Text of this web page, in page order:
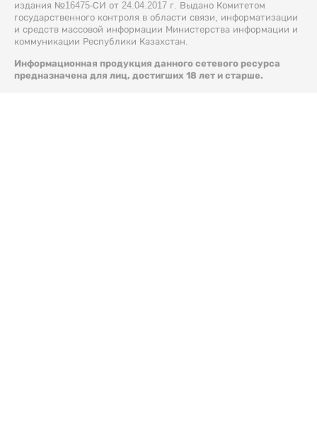
издания №16475-СИ от 24.04.2017 г. Выдано Комитетом
государственного контроля в области связи, информатизации
и средств массовой информации Министерства информации и
коммуникации Республики Казахстан.
Информационная продукция данного сетевого ресурса
предназначена для лиц, достигших 18 лет и старше.